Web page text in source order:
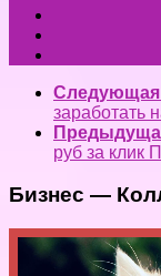
Следующая
заработать
руб за
Бизнес —